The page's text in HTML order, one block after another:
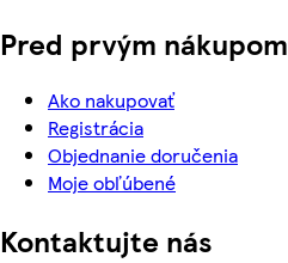
Pred prvým nákupom
Ako nakupovať
Registrácia
Objednanie doručenia
Moje obľúbené
Kontaktujte nás